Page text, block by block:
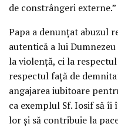
de constrângeri externe.”
Papa a denunţat abuzul
autentică a lui
la violenţă, ci la
respectul faţă de
angajarea iubitoare
ca exemplul Sf. Iosif să
lor şi să contribuie la